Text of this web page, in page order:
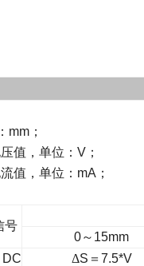
mm；
值，单位： V；
值，单位： mA ；
号
0～ 15mm
DC ΔS ＝ 7.5*V